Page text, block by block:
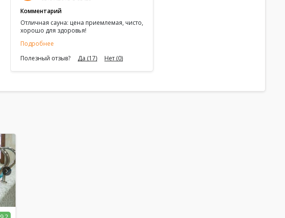
Комментарий
Отличная сауна: цена приемлемая, чисто,
хорошо для здоровья!
Подробнее
Полезный отзыв?
Да (17) Нет (0)